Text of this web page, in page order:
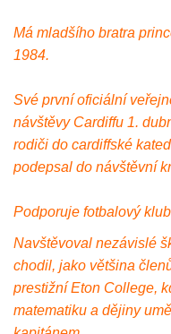
Má mladšího bratra
1984.
Své první oficiální
návštěvy Cardiffu 1.
rodiči do cardiffské
podepsal do návštěvní
Podporuje fotbalový
Navštěvoval nezávislé
chodil, jako většina
prestižní Eton College,
matematiku a dějiny